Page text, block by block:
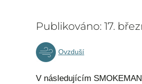
Publikováno: 17.
Ovzduší
V následujícím